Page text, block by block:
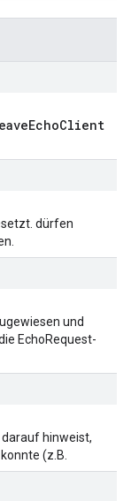
dürfen
und
EchoRequest-
hinweist,
(z.B.